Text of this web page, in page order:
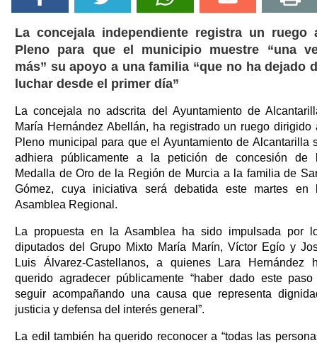
La concejala independiente registra un ruego
Pleno para que el municipio muestre “una
más” su apoyo a una familia “que no ha dejado
luchar desde el primer día”
La concejala no adscrita del Ayuntamiento de
María Hernández Abellán, ha registrado un ruego dirigido
Pleno municipal para que el Ayuntamiento de Alcantarilla
adhiera públicamente a la petición de concesión de
Medalla de Oro de la Región de Murcia a la familia de
Gómez, cuya iniciativa será debatida este martes en
Asamblea Regional.
La propuesta en la Asamblea ha sido impulsada por
diputados del Grupo Mixto María Marín, Víctor Egío y
Luis Álvarez-Castellanos, a quienes Lara Hernández
querido agradecer públicamente “haber dado este
seguir acompañando una causa que representa
justicia y defensa del interés general”.
La edil también ha querido reconocer a “todas las